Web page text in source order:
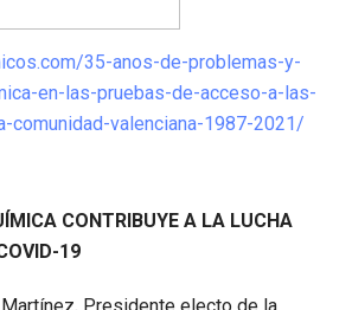
35-anos-de-problemas-y-
en-las-pruebas-de-acceso-a-las-
comunidad-valenciana-1987-2021/
CONTRIBUYE A LA LUCHA
19